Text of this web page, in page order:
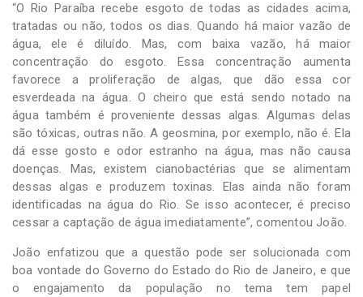
“O Rio Paraíba recebe esgoto de todas as cidades acima,
tratadas ou não, todos os dias. Quando há maior vazão de
água, ele é diluído. Mas, com baixa vazão, há maior
concentração do esgoto. Essa concentração aumenta
favorece a proliferação de algas, que dão essa cor
esverdeada na água. O cheiro que está sendo notado na
água também é proveniente dessas algas. Algumas delas
são tóxicas, outras não. A geosmina, por exemplo, não é. Ela
dá esse gosto e odor estranho na água, mas não causa
doenças. Mas, existem cianobactérias que se alimentam
dessas algas e produzem toxinas. Elas ainda não foram
identificadas na água do Rio. Se isso acontecer, é preciso
cessar a captação de água imediatamente”, comentou João.
João enfatizou que a questão pode ser solucionada com
boa vontade do Governo do Estado do Rio de Janeiro, e que
o engajamento da população no tema tem papel